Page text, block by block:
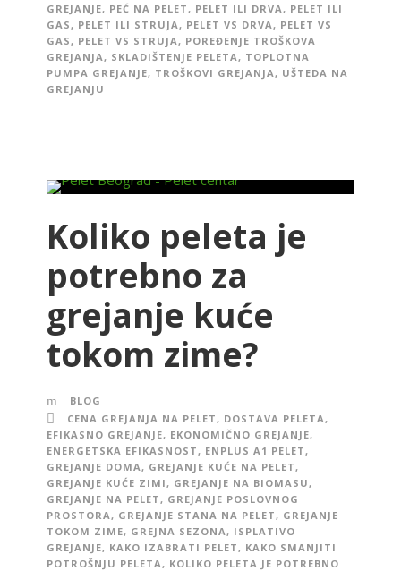
GREJANJE, PEĆ NA PELET , PELET ILI DRVA , PELET ILI
GAS , PELET ILI STRUJA , PELET VS DRVA , PELET VS
GAS , PELET VS STRUJA , POREĐENJE TROŠKOVA
GREJANJA , SKLADIŠTENJE PELETA , TOPLOTNA
PUMPA GREJANJE, TROŠKOVI GREJANJA , UŠTEDA NA
GREJANJU
Koliko peleta je
potrebno za
grejanje kuće
tokom zime?
BLOG
CENA GREJANJA NA PELET , DOSTAVA PELETA ,
EFIKASNO GREJANJE, EKONOMIČNO GREJANJE,
ENERGETSKA EFIKASNOST , ENPLUS A1 PELET ,
GREJANJE DOMA , GREJANJE KUĆE NA PELET ,
GREJANJE KUĆE ZIMI , GREJANJE NA BIOMASU ,
GREJANJE NA PELET , GREJANJE POSLOVNOG
PROSTORA , GREJANJE STANA NA PELET , GREJANJE
TOKOM ZIME, GREJNA SEZONA , ISPLATIVO
GREJANJE, KAKO IZABRATI PELET , KAKO SMANJITI
POTROŠNJU PELETA , KOLIKO PELETA JE POTREBNO